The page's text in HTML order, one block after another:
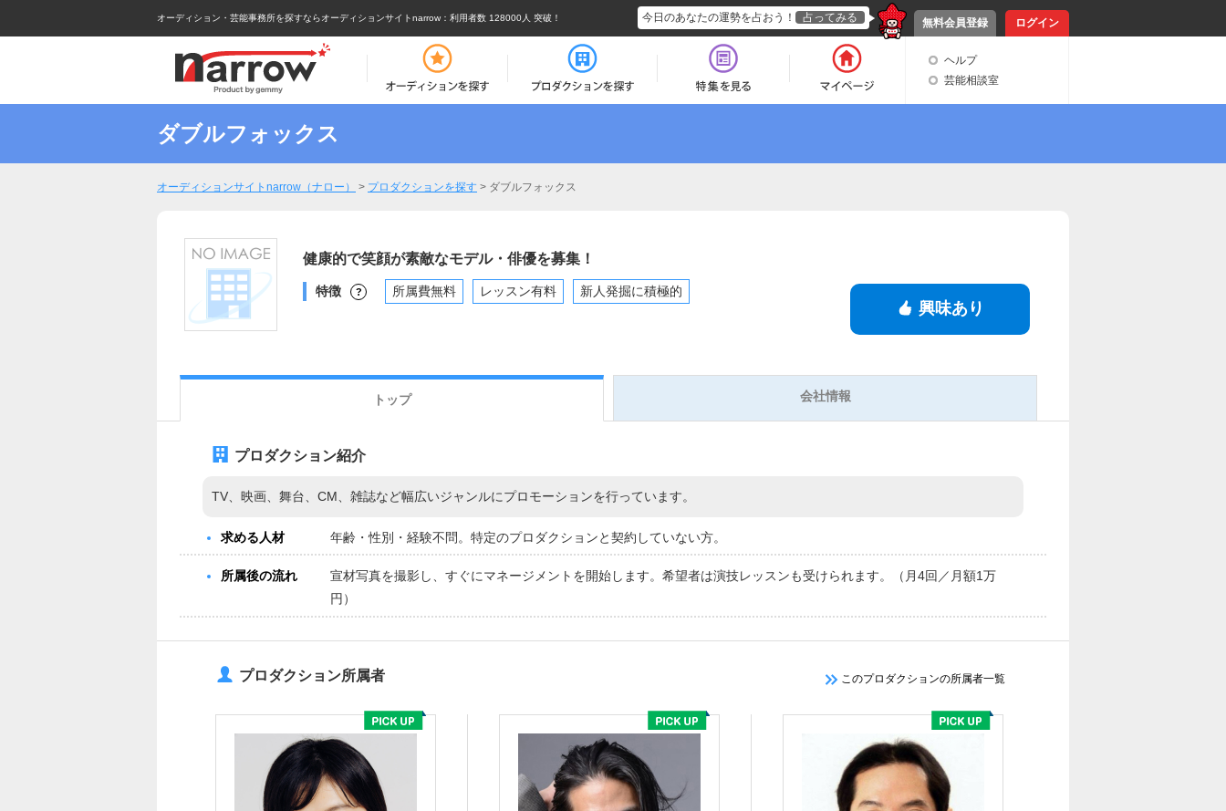
オーディション・芸能事務所を探すならオーディションサイトnarrow ：利用者数 128000人 突破！ 無料会員登録 ログイン
今日のあなたの運勢を占おう！ 占ってみる
ヘルプ
芸能相談室
ダブルフォックス
オーディションサイトnarrow（ナロー） > プロダクションを探す > ダブルフォックス
健康的で笑顔が素敵なモデル・俳優を募集！
特徴 ? 所属費無料 レッスン有料 新人発掘に積極的
興味あり
トップ 会社情報
プロダクション紹介
TV、映画、舞台、CM、雑誌など幅広いジャンルにプロモーションを行っています。
求める人材 年齢・性別・経験不問。特定のプロダクションと契約していない方。
所属後の流れ
宣材写真を撮影し、すぐにマネージメントを開始します。希望者は演技レッスンも受けられます。（月4回／月額1万
円）
プロダクション所属者 このプロダクションの所属者一覧